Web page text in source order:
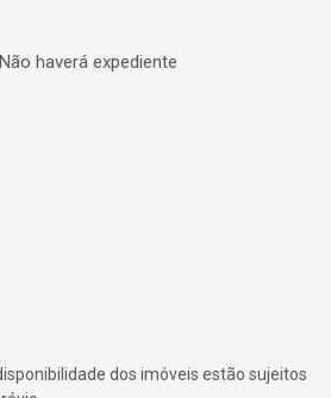
Não haverá expediente
dos imóveis estão sujeitos